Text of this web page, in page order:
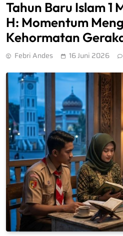
Tahun Baru Islam 1
H: Momentum
Kehormatan
Febri Andes 16 Juni 2026